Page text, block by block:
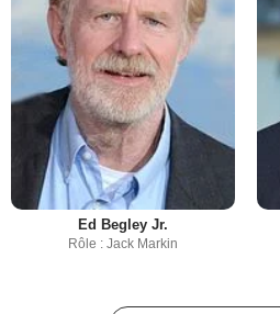
Ed Begley Jr.
Rôle : Jack Markin